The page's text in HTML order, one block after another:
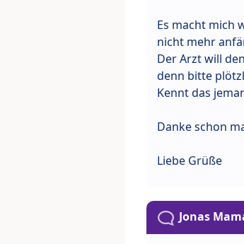
Es macht mich
nicht mehr
Der Arzt will
denn bitte
Kennt das
Danke schon
Liebe Grüße
Jonas